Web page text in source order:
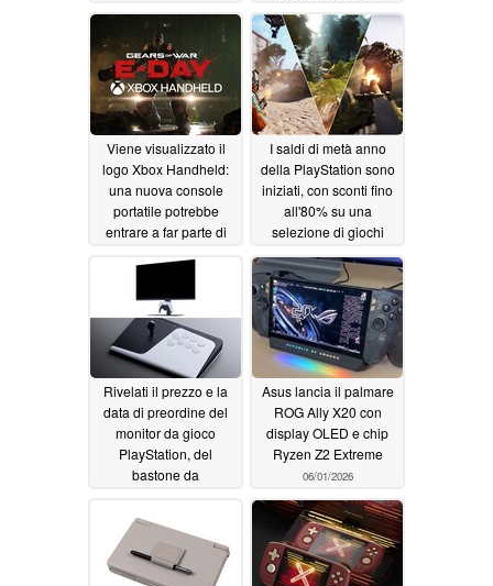
mentre Switch 2 ne
esce rafforzata
06/29/2026
Viene visualizzato il
logo Xbox Handheld:
una nuova console
portatile potrebbe
entrare a far parte di
I saldi di metà anno
della PlayStation sono
iniziati, con sconti fino
all'80% su una
selezione di giochi
06/13/2026
Rivelati il prezzo e la
data di preordine del
monitor da gioco
PlayStation, del
bastone da
FlexStrike
Asus lancia il palmare
ROG Ally X20 con
display OLED e chip
Ryzen Z2 Extreme
06/01/2026